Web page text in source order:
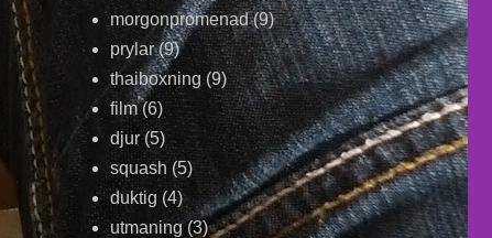
morgonpromenad (9)
prylar (9)
thaiboxning (9)
film (6)
djur (5)
squash (5)
duktig (4)
utmaning (3)